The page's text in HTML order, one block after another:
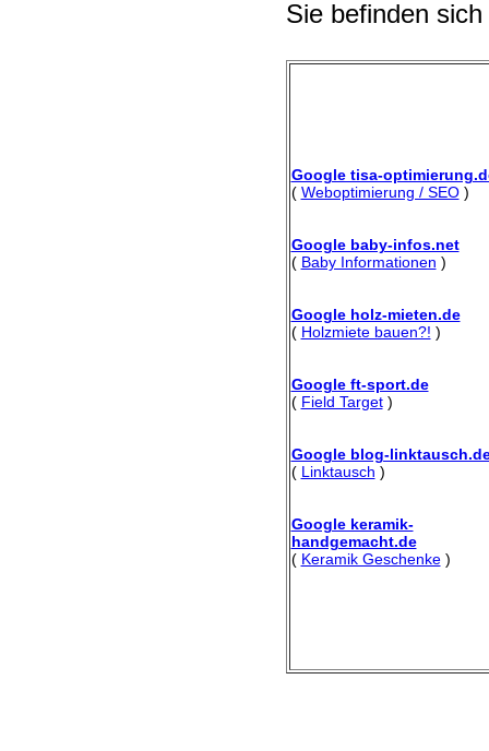
Sie befinden
Google tisa-
( Weboptimierung / SEO)
Google baby-infos.net
( Baby Informationen )
Google holz-mieten.de
( Holzmiete bauen?! )
Google ft-sport.de
( Field Target)
Google blog-
( Linktausch )
Google keramik-
handgemacht.de
( Keramik Geschenke)